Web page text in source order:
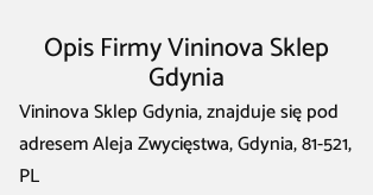
Opis Firmy Vininova Sklep
Gdynia
Vininova Sklep Gdynia, znajduje się pod
adresem Aleja Zwycięstwa, Gdynia, 81-521,
PL